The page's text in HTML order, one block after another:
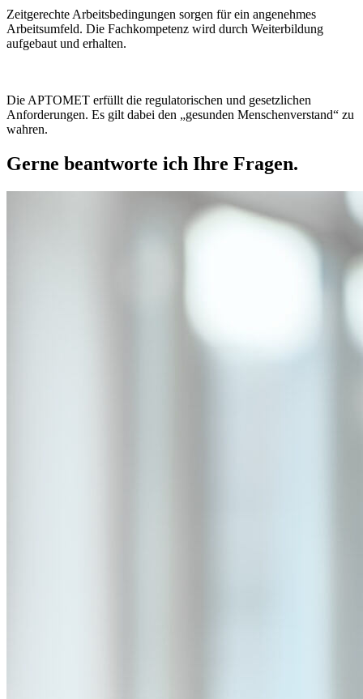
Zeitgerechte Arbeitsbedingungen sorgen für ein angenehmes
Arbeitsumfeld. Die Fachkompetenz wird durch Weiterbildung
aufgebaut und erhalten.
Die APTOMET erfüllt die regulatorischen und gesetzlichen
Anforderungen. Es gilt dabei den „gesunden Menschenverstand“ zu
wahren.
Gerne beantworte ich Ihre Fragen.